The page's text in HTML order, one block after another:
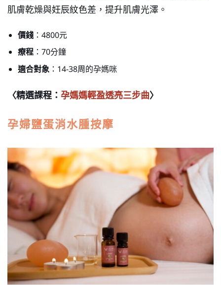
肌膚乾燥與妊辰紋色差，提升肌膚光澤。
價錢：4800元
療程：70分鐘
適合對象：14-38周的孕媽咪
〈精選課程： 孕媽媽輕盈透亮三步曲〉
孕婦鹽蛋消水腫按摩